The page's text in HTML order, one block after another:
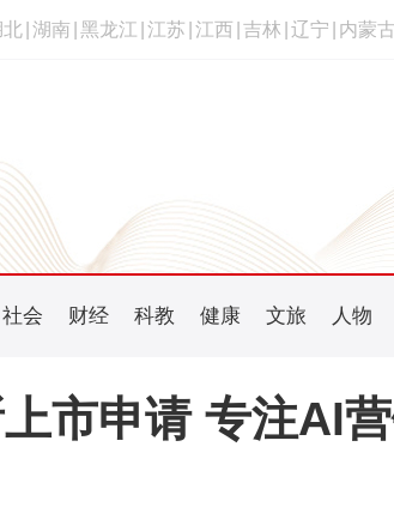
北 湖南 黑龙江 江苏 江西 吉林 辽宁 内蒙古
社会 财经 科教 健康 文旅 人物
市申请 专注AI